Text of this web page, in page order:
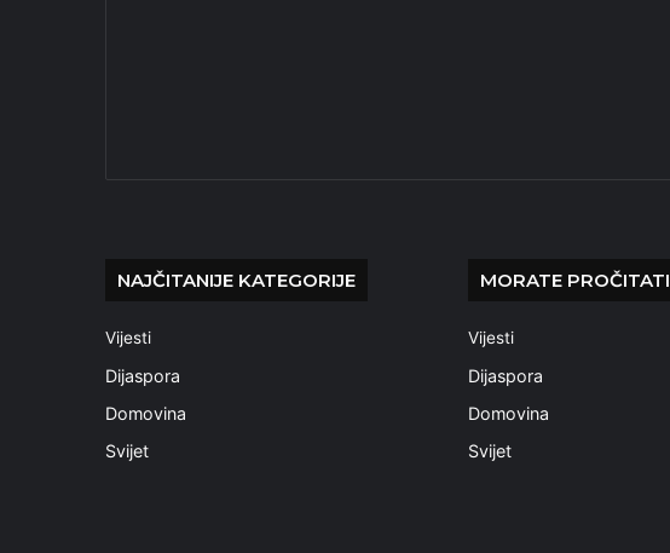
NAJČITANIJE KATEGORIJE
Vijesti
Dijaspora
Domovina
Svijet
MORATE PROČITATI
Vijesti
Dijaspora
Domovina
Svijet